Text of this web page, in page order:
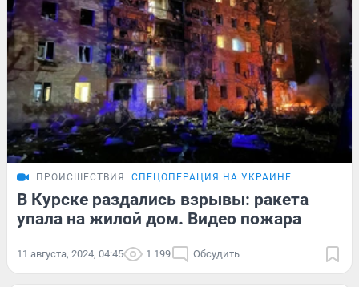
ПРОИСШЕСТВИЯ СПЕЦОПЕРАЦИЯ НА УКРАИНЕ
В Курске раздались взрывы: ракета
упала на жилой дом. Видео пожара
11 августа, 2024, 04:45 1 199 Обсудить